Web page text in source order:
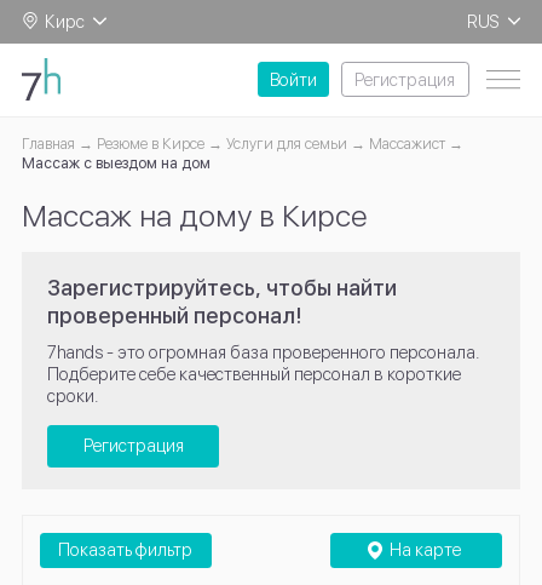
Кирс
RUS
EN
Войти
Регистрация
Главная Резюме в Кирсе Услуги для семьи
Массажист
Массаж с выездом на дом
Массаж на дому в Кирсе
Зарегистрируйтесь, чтобы найти
проверенный персонал!
7hands - это огромная база проверенного персонала.
Подберите себе качественный персонал в короткие
сроки.
Регистрация
На карте
Показать фильтр